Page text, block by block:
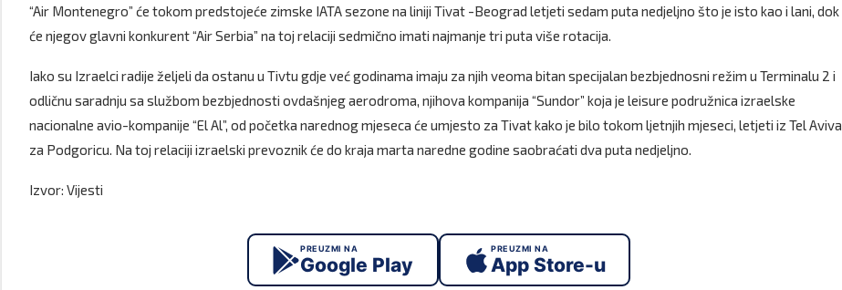
“Air Montenegro” će tokom predstojeće zimske IATA sezone na liniji Tivat -Beograd letjeti sedam puta nedjeljno što je isto kao i lani, dok
će njegov glavni konkurent “Air Serbia” na toj relaciji sedmično imati najmanje tri puta više rotacija.
Iako su Izraelci radije željeli da ostanu u Tivtu gdje već godinama imaju za njih veoma bitan specijalan bezbjednosni režim u Terminalu 2 i
odličnu saradnju sa službom bezbjednosti ovdašnjeg aerodroma, njihova kompanija “Sundor” koja je leisure podružnica izraelske
nacionalne avio-kompanije “El Al”, od početka narednog mjeseca će umjesto za Tivat kako je bilo tokom ljetnjih mjeseci, letjeti iz Tel Aviva
za Podgoricu. Na toj relaciji izraelski prevoznik će do kraja marta naredne godine saobraćati dva puta nedjeljno.
Izvor: Vijesti
PREUZMI NA
Google Play
PREUZMI NA
App Store-u